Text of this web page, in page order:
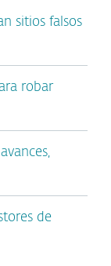
sitios falsos
robar
de